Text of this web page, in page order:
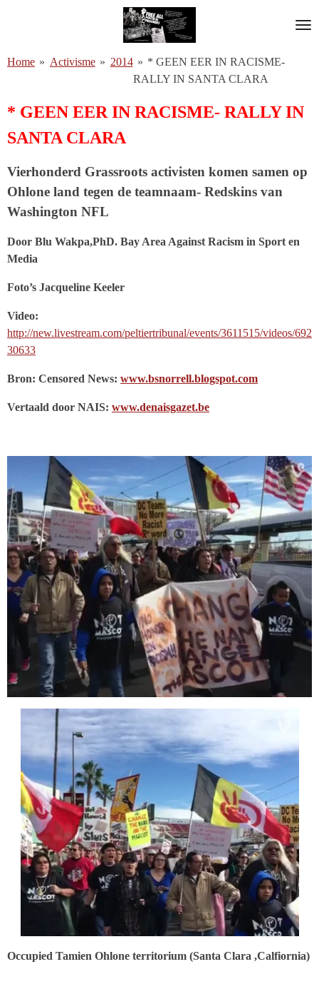
de
Home » Activisme » 2014 » * GEEN EER IN RACISME-
RALLY IN SANTA CLARA
* GEEN EER IN RACISME- RALLY IN
SANTA CLARA
Vierhonderd Grassroots activisten komen samen op
Ohlone land tegen de teamnaam- Redskins van
Washington NFL
Door Blu Wakpa,PhD. Bay Area Against Racism in Sport en
Media
Foto’s Jacqueline Keeler
Video:
http://new.livestream.com/peltiertribunal/events/3611515/videos/692
30633
Bron: Censored News: www.bsnorrell.blogspot.com
Vertaald door NAIS: www.denaisgazet.be
Occupied Tamien Ohlone territorium (Santa Clara ,Calfiornia)